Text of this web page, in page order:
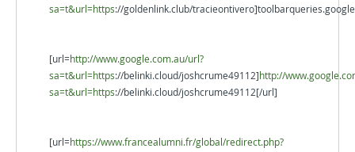
sa=t&url=https://goldenlink.club/
[url=http://www.google.com.au/url?
sa=t&url=https://belinki.cloud/joshcrume49112] http://
sa=t&url=https://belinki.cloud/joshcrume49112[/url]
[url=https://www.francealumni.fr/global/redirect.php?